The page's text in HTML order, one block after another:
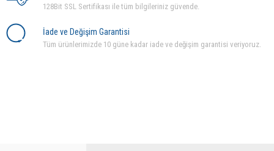
128Bit SSL Sertifikası ile tüm bilgileriniz güvende.
İade ve Değişim Garantisi
Tüm ürünlerimizde 10 güne kadar iade ve değişim garantisi veriyoruz.